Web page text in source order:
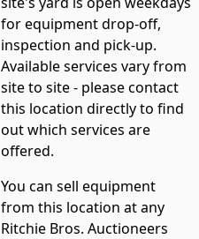
for equipment drop-off,
inspection and pick-up.
Available services vary from
site to site - please contact
this location directly to find
out which services are
offered.
You can sell equipment
from this location at any
Ritchie Bros. Auctioneers